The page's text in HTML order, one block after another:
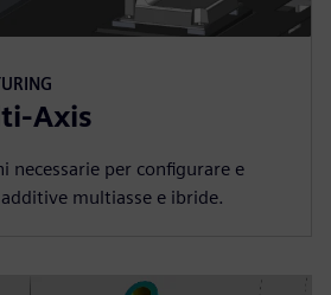
Axis
necessarie per configurare e
multiasse e ibride.